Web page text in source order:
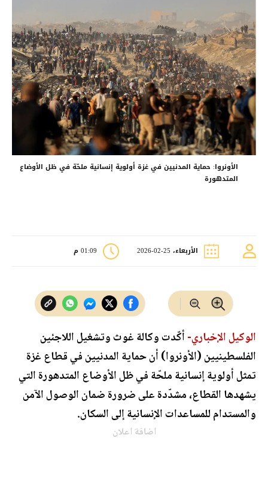
الأونروا: حماية المدنيين في غزة أولوية إنسانية ملحّة في ظل الأوضاع
المتدهورة
الأربعاء، 25-02-2026 01:09 م
الوكيل الإخباري-أكّدت وكالة غوث وتشغيل اللاجئين
الفلسطينيين (الأونروا) أن حماية المدنيين في قطاع غزة
تمثل أولوية إنسانية ملحّة في ظل الأوضاع المتدهورة التي
يشهدها القطاع، مشدّدة على ضرورة ضمان الوصول الآمن
والمستدام للمساعدات الإنسانية إلى السكان.
اضافة اعلان